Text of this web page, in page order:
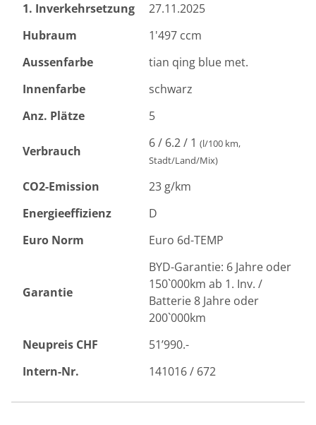
1. Inverkehrsetzung
27.11.2025
Hubraum
1'497 ccm
Aussenfarbe
tian qing blue met.
Innenfarbe
schwarz
Anz. Plätze
5
Verbrauch
6 / 6.2 / 1 (l/100 km,
Stadt/Land/Mix)
CO2-Emission
23 g/km
Energieeffizienz
D
Euro Norm
Euro 6d-TEMP
Garantie
BYD-Garantie: 6 Jahre oder
150`000km ab 1. Inv. /
Batterie 8 Jahre oder
200`000km
Neupreis CHF
51’990.-
Intern-Nr.
141016 / 672